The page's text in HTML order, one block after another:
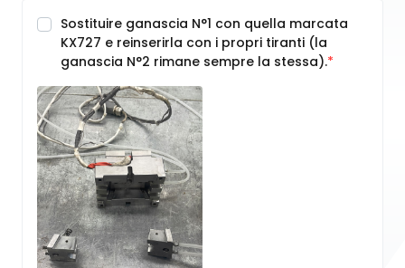
Sostituire ganascia N°1 con quella marcata
KX727 e reinserirla con i propri tiranti (la
ganascia N°2 rimane sempre la stessa).